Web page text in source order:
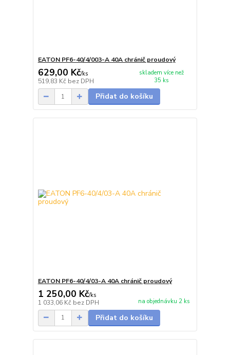
EATON PF6-40/4/003-A 40A chránič proudový
629,00 Kč/ks
519,83 Kč bez DPH
skladem více než
35 ks
Přidat do košíku
EATON PF6-40/4/03-A 40A chránič proudový
1 250,00 Kč/ks
1 033,06 Kč bez DPH na objednávku 2 ks
Přidat do košíku